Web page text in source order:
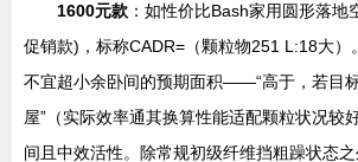
1600元款 ：如性价比Bash家用圆形落地
促销款)，标称CADR=（颗粒物251 L:18大）
不宜超小余卧间的预期面积——“高于，若目
屋”（实际效率通其换算性能适配颗粒状况较
间且中效活性。除常规初级纤维挡粗躁状态